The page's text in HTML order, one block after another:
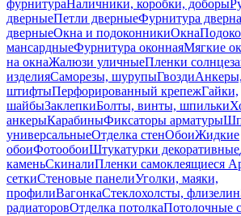
фурнитураНаличники, коробки, доборы
дверныеПетли дверныеФурнитура
дверныеОкна и подоконникиОкна
мансардныеФурнитура оконнаяМягкие
на окнаЖалюзи уличныеПленки
изделияСаморезы, шурупыГвозди
штифтыПерфорированный крепежГайки,
шайбыЗаклепкиБолты, винты, шпильки
анкерыКарабиныФиксаторы арматуры
универсальныеОтделка стенОбоиЖидкие
обоиФотообоиШтукатурки декоративные
каменьСкиналиПленки самоклеящиеся
сеткиСтеновые панелиУголки, маяки,
профилиВагонкаСтеклохолсты, флизелин
радиаторовОтделка потолкаПотолочные